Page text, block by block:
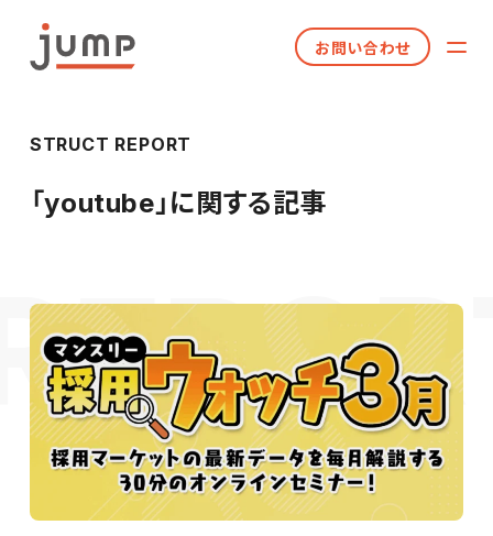
お問い合わせ
STRUCT REPORT
「youtube」に関する記事